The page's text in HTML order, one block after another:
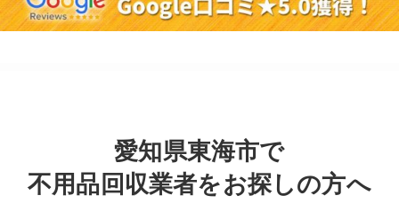
愛知県東海市で
不用品回収業者をお探しの方へ